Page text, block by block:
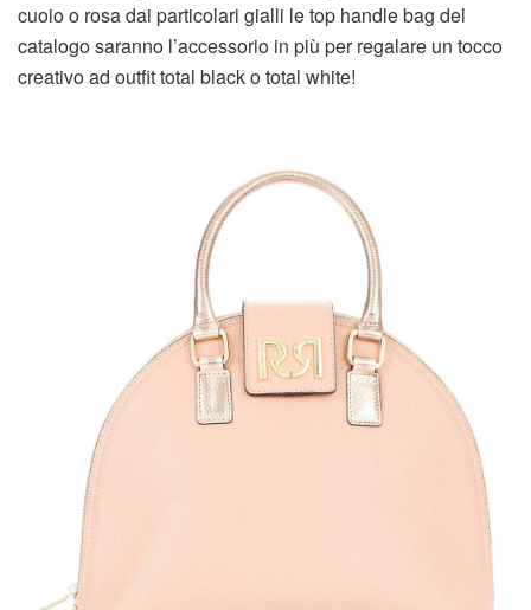
cuoio o rosa dai particolari gialli le top handle bag del
catalogo saranno l’accessorio in più per regalare un tocco
creativo ad outfit total black o total white!